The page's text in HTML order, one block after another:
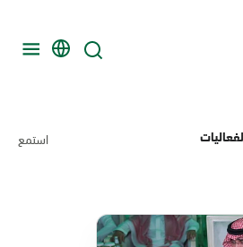
استمع